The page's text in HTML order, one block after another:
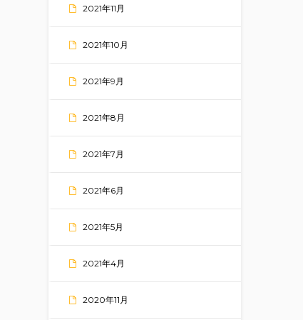
2021年11月
2021年10月
2021年9月
2021年8月
2021年7月
2021年6月
2021年5月
2021年4月
2020年11月